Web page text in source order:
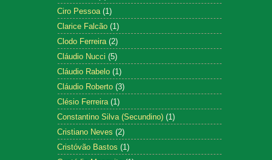
Ciro Pessoa (1)
Clarice Falcão (1)
Clodo Ferreira (2)
Cláudio Nucci (5)
Cláudio Rabelo (1)
Cláudio Roberto (3)
Clésio Ferreira (1)
Constantino Silva (Secundino) (1)
Cristiano Neves (2)
Cristóvão Bastos (1)